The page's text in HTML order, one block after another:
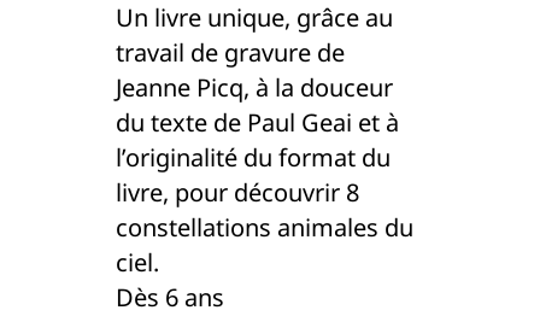
Un livre unique, grâce au
travail de gravure de
Jeanne Picq, à la douceur
du texte de Paul Geai et à
l’originalité du format du
livre, pour découvrir 8
constellations animales du
ciel.
Dès 6 ans